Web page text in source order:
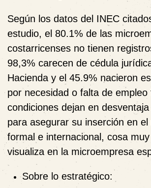
Según los datos del INEC
estudio, el 80.1% de las
costarricenses no tienen
98,3% carecen de cédula
Hacienda y el 45.9% nacieron
por necesidad o falta de
condiciones dejan en
para asegurar su inserción en
formal e internacional, cosa
visualiza en la microempresa
Sobre lo estratégico: